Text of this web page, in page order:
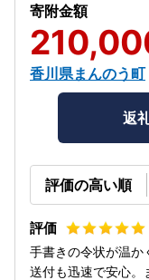
寄附金額
香川県まんのう町
返
評価の高い順
手書きの令状が温か
送付も迅速で安心。